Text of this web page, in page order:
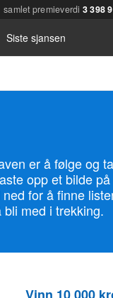
premieverdi 3 398
Siste sjansen
er å følge og
opp et bilde
for å finne
med i trekking.